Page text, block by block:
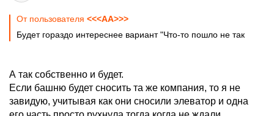
От пользователя <<<AA>>>
Будет гораздо интереснее вариант "Что-то пошло не так
А так собственно и будет.
Если башню будет сносить та же компания, то я не
завидую, учитывая как они сносили элеватор и одна